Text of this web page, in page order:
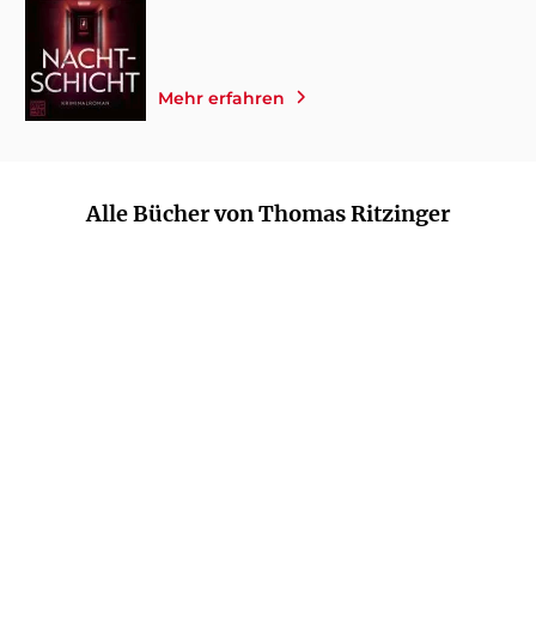
Mehr erfahren
Alle Bücher von Thomas Ritzinger